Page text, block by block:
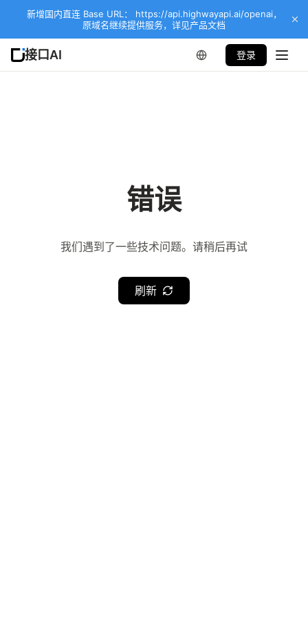
新增国内直连 Base URL： https://api.highwayapi.ai/openai，
原域名继续提供服务，详见产品文档
接口AI 登录
错误
我们遇到了一些技术问题。请稍后再试
刷新